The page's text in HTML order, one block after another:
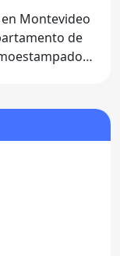
Montevideo
de